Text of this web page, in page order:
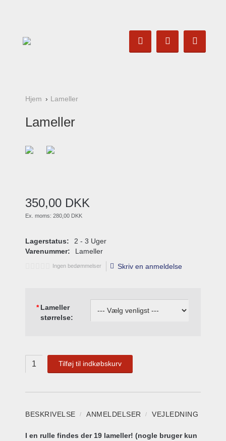
Hjem Lameller
Lameller
350,00 DKK
Ex. moms: 280,00 DKK
Lagerstatus:
2 - 3 Uger
Varenummer:
Lameller
Ingen bedømmelser Skriv en anmeldelse
* Lameller
størrelse:
Tilføj til indkøbskurv
BESKRIVELSE ANMELDELSER VEJLEDNING
I en rulle findes der 19 lameller! (nogle bruger kun